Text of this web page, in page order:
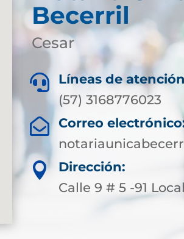
Becerril
Cesar

Líneas de
(57) 3168776023

Correo

Dirección:
Calle 9 # 5 -91